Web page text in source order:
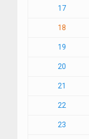
17
18
19
20
21
22
23